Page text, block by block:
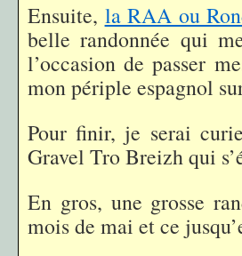
Ensuite, la RAA ou
belle randonnée qui
l’occasion de passer
mon périple espagnol
Pour finir, je serai
Gravel Tro Breizh qui
En gros, une grosse
mois de mai et ce